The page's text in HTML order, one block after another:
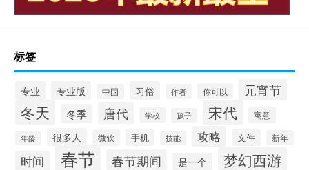
标签
专业 专业版 中国 习俗 作者 你可以 元宵节
冬天 冬季 唐代 学校 孩子 宋代 寓意
年龄 很多人 微软 手机 技能 攻略 文件 新年
时间 春节 春节期间 是一个 梦幻西游